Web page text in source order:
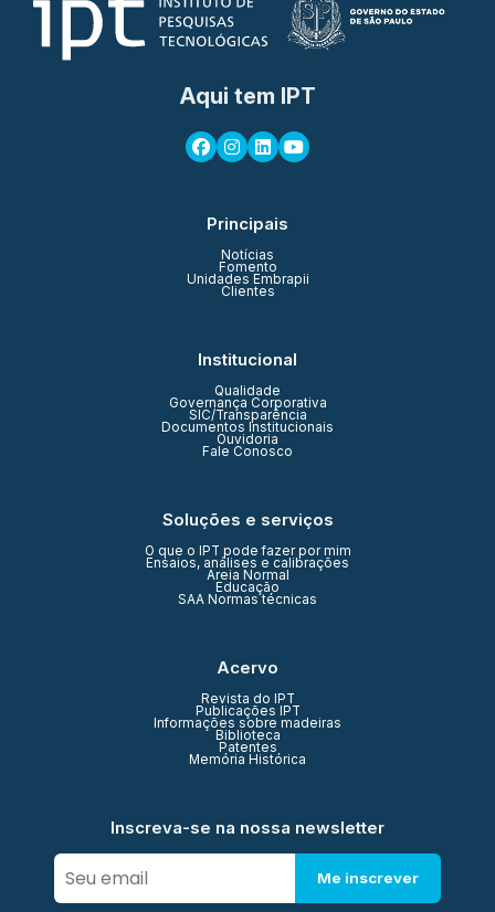
Aqui tem IPT
Principais
Notícias
Fomento
Unidades Embrapii
Clientes
Institucional
Qualidade
Governança Corporativa
SIC/Transparência
Documentos Institucionais
Ouvidoria
Fale Conosco
Soluções e serviços
O que o IPT pode fazer por mim
Ensaios, análises e calibrações
Areia Normal
Educação
SAA Normas técnicas
Acervo
Revista do IPT
Publicações IPT
Informações sobre madeiras
Biblioteca
Patentes
Memória Histórica
Inscreva-se na nossa newsletter
Me inscrever